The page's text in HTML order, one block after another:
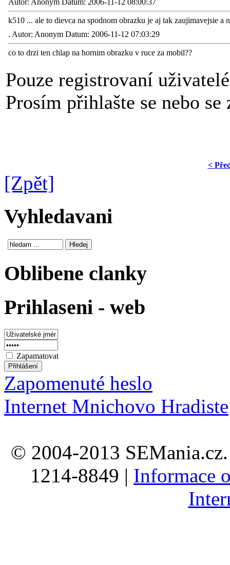
Autor: Anonym Datum: 2006-11-12 08:00:37
k510 ... ale to dievca na spodnom obrazku je aj tak zaujimavejsie a
. Autor: Anonym Datum: 2006-11-12 07:03:29
co to drzi ten chlap na hornim obrazku v ruce za mobil??
Pouze registrovaní
Prosím přihlašte se nebo
<
[Zpět]
Vyhledavani
Oblibene clanky
Prihlaseni - web
Zapamatovat
Zapomenuté heslo
Internet Mnichovo Hradiste
© 2004-2013
1214-8849 | Informace